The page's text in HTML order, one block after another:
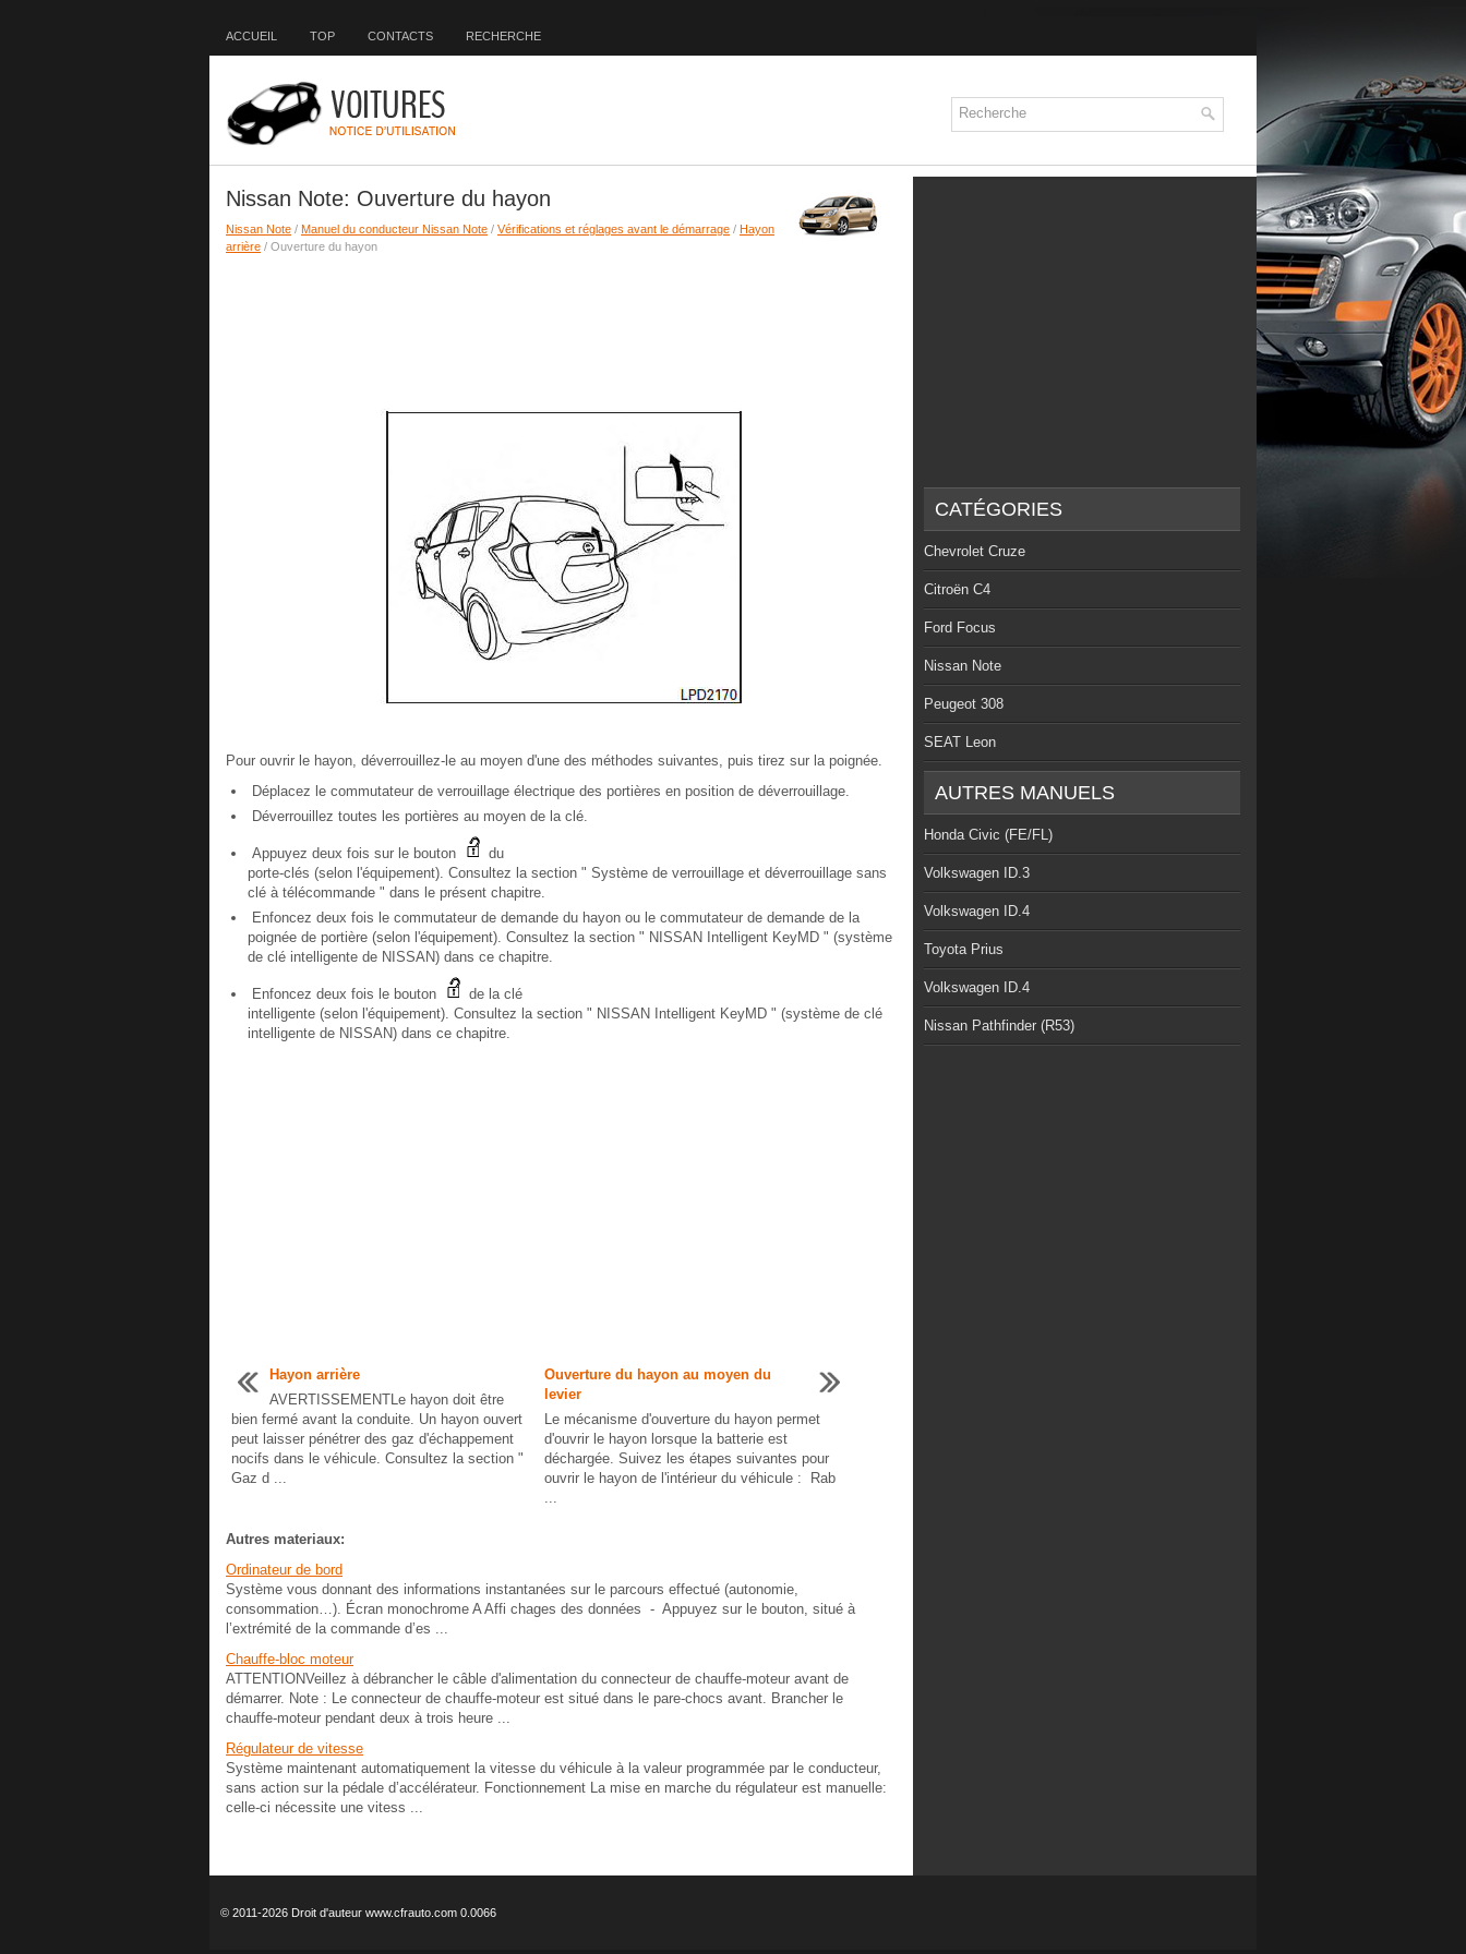
ACCUEIL TOP CONTACTS RECHERCHE
Nissan Note: Ouverture du hayon
Nissan Note / Manuel du conducteur Nissan Note / Vérifications et réglages avant le démarrage / Hayon
arrière / Ouverture du hayon
Pour ouvrir le hayon, déverrouillez-le au moyen d'une des méthodes suivantes, puis tirez sur la poignée.
Déplacez le commutateur de verrouillage électrique des portières en position de déverrouillage.
Déverrouillez toutes les portières au moyen de la clé.
Appuyez deux fois sur le bouton
du
porte-clés (selon l'équipement). Consultez la section " Système de verrouillage et déverrouillage sans
clé à télécommande " dans le présent chapitre.
Enfoncez deux fois le commutateur de demande du hayon ou le commutateur de demande de la
poignée de portière (selon l'équipement). Consultez la section " NISSAN Intelligent KeyMD " (système
de clé intelligente de NISSAN) dans ce chapitre.
Enfoncez deux fois le bouton
de la clé
intelligente (selon l'équipement). Consultez la section " NISSAN Intelligent KeyMD " (système de clé
intelligente de NISSAN) dans ce chapitre.
Hayon arrière
AVERTISSEMENTLe hayon doit être
bien fermé avant la conduite. Un hayon ouvert
peut laisser pénétrer des gaz d'échappement
nocifs dans le véhicule. Consultez la section "
Gaz d ...
Ouverture du hayon au moyen du
levier
Le mécanisme d'ouverture du hayon permet
d'ouvrir le hayon lorsque la batterie est
déchargée. Suivez les étapes suivantes pour
ouvrir le hayon de l'intérieur du véhicule : Rab
...
Autres materiaux:
Ordinateur de bord
Système vous donnant des informations instantanées sur le parcours effectué (autonomie,
consommation…). Écran monochrome A Affi chages des données - Appuyez sur le bouton, situé à
l’extrémité de la commande d’es ...
Chauffe-bloc moteur
ATTENTIONVeillez à débrancher le câble d'alimentation du connecteur de chauffe-moteur avant de
démarrer. Note : Le connecteur de chauffe-moteur est situé dans le pare-chocs avant. Brancher le
chauffe-moteur pendant deux à trois heure ...
Régulateur de vitesse
Système maintenant automatiquement la vitesse du véhicule à la valeur programmée par le conducteur,
sans action sur la pédale d’accélérateur. Fonctionnement La mise en marche du régulateur est manuelle:
celle-ci nécessite une vitess ...
CATÉGORIES
Chevrolet Cruze
Citroën C4
Ford Focus
Nissan Note
Peugeot 308
SEAT Leon
AUTRES MANUELS
Honda Civic (FE/FL)
Volkswagen ID.3
Volkswagen ID.4
Toyota Prius
Volkswagen ID.4
Nissan Pathfinder (R53)
© 2011-2026 Droit d'auteur www.cfrauto.com 0.0066